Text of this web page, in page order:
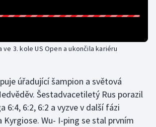
ve 3. kole US Open a ukončila kariéru
úřadující šampion a světová
Šestadvacetiletý Rus porazil
6:4, 6:2, 6:2 a vyzve v další fázi
Kyrgiose. Wu- I-ping se stal prvním